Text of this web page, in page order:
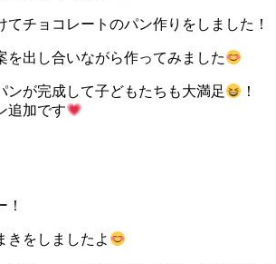
てチョコレートのパン作りをしました！
を出し合いながら作ってみました
ンが完成して子どもたちも大満足
！
追加です
！
きをしましたよ